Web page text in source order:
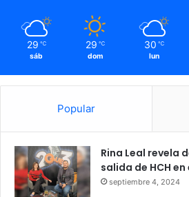
29 ℃
sáb
29 ℃
dom
30 ℃
lun
Popular
Rina Leal revela
salida de HCH
septiembre 4, 2024